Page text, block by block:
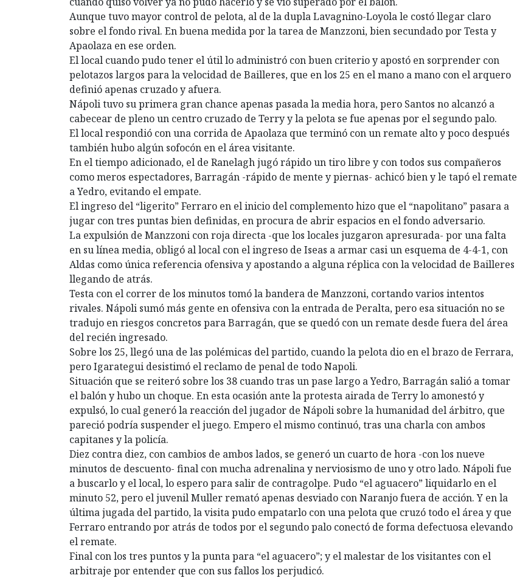
Aunque tuvo mayor control de pelota, al de la dupla Lavagnino-Loyola le costó llegar claro
sobre el fondo rival. En buena medida por la tarea de Manzzoni, bien secundado por Testa y
Apaolaza en ese orden.
El local cuando pudo tener el útil lo administró con buen criterio y apostó en sorprender con
pelotazos largos para la velocidad de Bailleres, que en los 25 en el mano a mano con el arquero
definió apenas cruzado y afuera.
Nápoli tuvo su primera gran chance apenas pasada la media hora, pero Santos no alcanzó a
cabecear de pleno un centro cruzado de Terry y la pelota se fue apenas por el segundo palo.
El local respondió con una corrida de Apaolaza que terminó con un remate alto y poco después
también hubo algún sofocón en el área visitante.
En el tiempo adicionado, el de Ranelagh jugó rápido un tiro libre y con todos sus compañeros
como meros espectadores, Barragán -rápido de mente y piernas- achicó bien y le tapó el remate
a Yedro, evitando el empate.
El ingreso del “ligerito” Ferraro en el inicio del complemento hizo que el “napolitano” pasara a
jugar con tres puntas bien definidas, en procura de abrir espacios en el fondo adversario.
La expulsión de Manzzoni con roja directa -que los locales juzgaron apresurada- por una falta
en su línea media, obligó al local con el ingreso de Iseas a armar casi un esquema de 4-4-1, con
Aldas como única referencia ofensiva y apostando a alguna réplica con la velocidad de Bailleres
llegando de atrás.
Testa con el correr de los minutos tomó la bandera de Manzzoni, cortando varios intentos
rivales. Nápoli sumó más gente en ofensiva con la entrada de Peralta, pero esa situación no se
tradujo en riesgos concretos para Barragán, que se quedó con un remate desde fuera del área
del recién ingresado.
Sobre los 25, llegó una de las polémicas del partido, cuando la pelota dio en el brazo de Ferrara,
pero Igarategui desistimó el reclamo de penal de todo Napoli.
Situación que se reiteró sobre los 38 cuando tras un pase largo a Yedro, Barragán salió a tomar
el balón y hubo un choque. En esta ocasión ante la protesta airada de Terry lo amonestó y
expulsó, lo cual generó la reacción del jugador de Nápoli sobre la humanidad del árbitro, que
pareció podría suspender el juego. Empero el mismo continuó, tras una charla con ambos
capitanes y la policía.
Diez contra diez, con cambios de ambos lados, se generó un cuarto de hora -con los nueve
minutos de descuento- final con mucha adrenalina y nerviosismo de uno y otro lado. Nápoli fue
a buscarlo y el local, lo espero para salir de contragolpe. Pudo “el aguacero” liquidarlo en el
minuto 52, pero el juvenil Muller remató apenas desviado con Naranjo fuera de acción. Y en la
última jugada del partido, la visita pudo empatarlo con una pelota que cruzó todo el área y que
Ferraro entrando por atrás de todos por el segundo palo conectó de forma defectuosa elevando
el remate.
Final con los tres puntos y la punta para “el aguacero”; y el malestar de los visitantes con el
arbitraje por entender que con sus fallos los perjudicó.